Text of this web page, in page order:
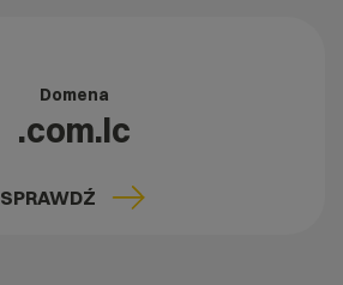
Domena
.com.lc
SPRAWDŹ